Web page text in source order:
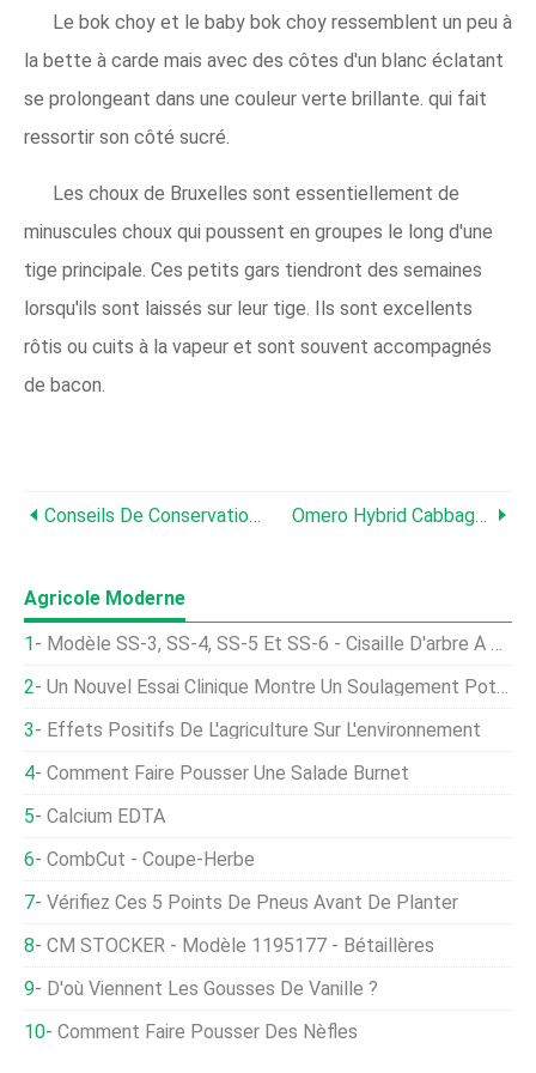
Le bok choy et le baby bok choy ressemblent un peu à
la bette à carde mais avec des côtes d'un blanc éclatant
se prolongeant dans une couleur verte brillante. qui fait
ressortir son côté sucré.
Les choux de Bruxelles sont essentiellement de
minuscules choux qui poussent en groupes le long d'une
tige principale. Ces petits gars tiendront des semaines
lorsqu'ils sont laissés sur leur tige. Ils sont excellents
rôtis ou cuits à la vapeur et sont souvent accompagnés
de bacon.
Conseils De Conservation Du Chou :que Faire Des Choux Après La Récolte Omero Hybrid Cabbage Care :En Savoir Plus Sur La Culture Des Choux Omero
Agricole Moderne
Modèle SS-3, SS-4, SS-5 Et SS-6 - Cisaille D'arbre À Direction À Glissement
Un Nouvel Essai Clinique Montre Un Soulagement Potentiel À Long Terme Des Allergies Aux Arachides
Effets Positifs De L'agriculture Sur L'environnement
Comment Faire Pousser Une Salade Burnet
Calcium EDTA
CombCut - Coupe-Herbe
Vérifiez Ces 5 Points De Pneus Avant De Planter
CM STOCKER - Modèle 1195177 - Bétaillères
D'où Viennent Les Gousses De Vanille ?
Comment Faire Pousser Des Nèfles